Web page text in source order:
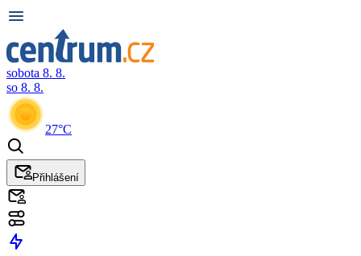
sobota 8. 8.
so 8. 8.
27°C
Přihlášení